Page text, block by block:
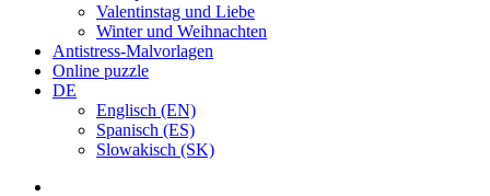
Valentinstag und Liebe
Winter und Weihnachten
Antistress-Malvorlagen
Online puzzle
DE
Englisch (EN)
Spanisch (ES)
Slowakisch (SK)